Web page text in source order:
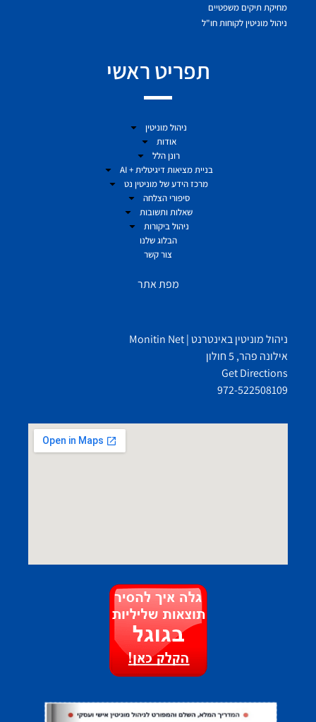
מחיקת תיקים משפטיים
ניהול מוניטין לקוחות חו"ל
תפריט ראשי
ניהול מוניטין
אודות
רונן הלל
בניית מציאות דיגיטלית + AI
מרכז הידע של מוניטין נט
סיפורי הצלחה
שאלות ותשובות
ניהול ביקורות
הבלוג שלנו
צור קשר
מפת אתר
ניהול מוניטין באינטרנט | Monitin Net
אילונה פהר, 5 חולון
Get Directions
972-522508109